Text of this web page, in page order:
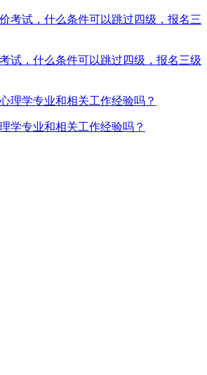
试，什么条件可以跳过四级，报名三级
学专业和相关工作经验吗？